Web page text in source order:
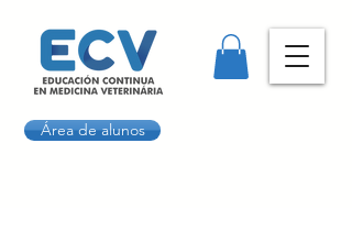
Área de alunos